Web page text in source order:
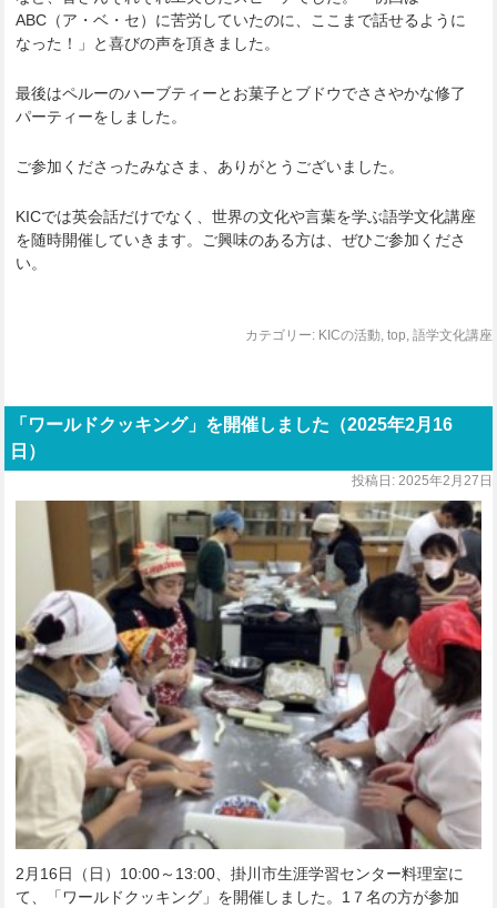
ABC（ア・ベ・セ）に苦労していたのに、ここまで話せるように
なった！」と喜びの声を頂きました。
最後はペルーのハーブティーとお菓子とブドウでささやかな修了
パーティーをしました。
ご参加くださったみなさま、ありがとうございました。
KICでは英会話だけでなく、世界の文化や言葉を学ぶ語学文化講座
を随時開催していきます。ご興味のある方は、ぜひご参加くださ
い。
カテゴリー: KICの活動, top, 語学文化講座
「ワールドクッキング」を開催しました（2025年2月16
日）
投稿日: 2025年2月27日
2月16日（日）10:00～13:00、掛川市生涯学習センター料理室に
て、「ワールドクッキング」を開催しました。1７名の方が参加